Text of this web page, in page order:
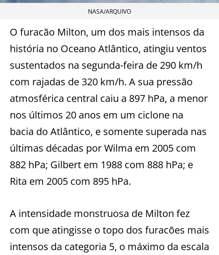
NASA/ARQUIVO
O furacão Milton, um dos mais intensos da
história no Oceano Atlântico, atingiu ventos
sustentados na segunda-feira de 290 km/h
com rajadas de 320 km/h. A sua pressão
atmosférica central caiu a 897 hPa, a menor
nos últimos 20 anos em um ciclone na
bacia do Atlântico, e somente superada nas
últimas décadas por Wilma em 2005 com
882 hPa; Gilbert em 1988 com 888 hPa; e
Rita em 2005 com 895 hPa.
A intensidade monstruosa de Milton fez
com que atingisse o topo dos furacões mais
intensos da categoria 5, o máximo da escala